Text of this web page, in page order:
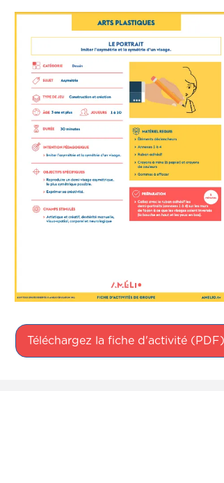
Téléchargez la fiche d'activité (PDF)